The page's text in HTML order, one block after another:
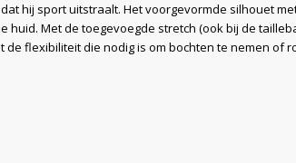
hij sport uitstraalt. Het voorgevormde silhouet
huid. Met de toegevoegde stretch (ook bij de
flexibiliteit die nodig is om bochten te nemen of